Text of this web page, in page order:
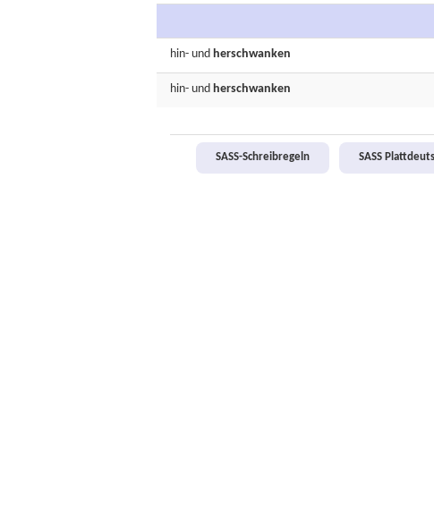
hin- und herschwanken
hin- und herschwanken
SASS-Schreibregeln SASS